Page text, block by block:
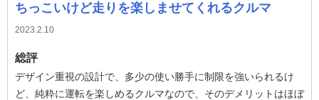
ちっこいけど走りを楽しませてくれるクルマ
2023.2.10
総評
デザイン重視の設計で、多少の使い勝手に制限を強いられるけ
ど、純粋に運転を楽しめるクルマなので、そのデメリットはほぼ